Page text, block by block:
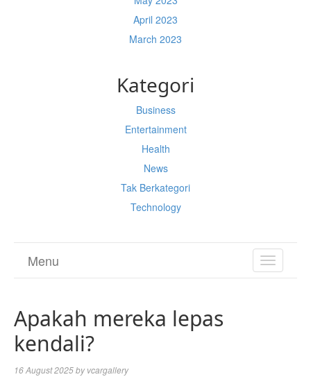
April 2023
March 2023
Kategori
Business
Entertainment
Health
News
Tak Berkategori
Technology
TOGGLE
Menu
Apakah mereka lepas
kendali?
16 August 2025by vcargallery